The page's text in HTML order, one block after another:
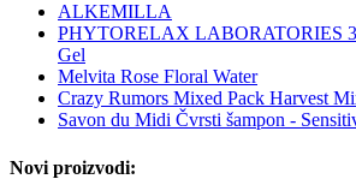
ALKEMILLA
PHYTORELAX LABORATORIES
Gel
Melvita Rose Floral Water
Crazy Rumors Mixed Pack Harvest
Savon du Midi Čvrsti šampon -
Novi proizvodi: